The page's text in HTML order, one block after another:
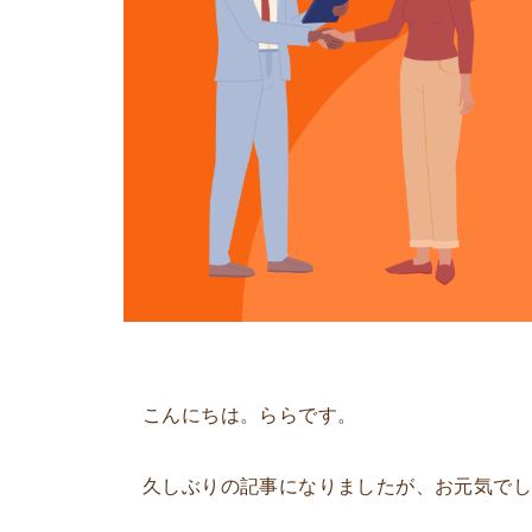
こんにちは。ららです。
久しぶりの記事になりましたが、お元気で